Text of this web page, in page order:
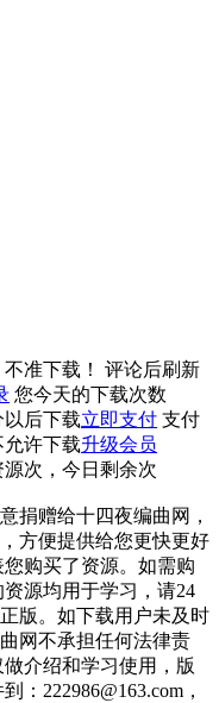
准下载！ 评论后刷新
您今天的下载次数
以后下载立即支付 支付
许下载升级会员
源次，今日剩余次
捐赠给十四夜编曲网，
方便提供给您更快更好
购买了资源。如需购
源均用于学习，请24
版。如下载用户未及时
网不承担任何法律责
介绍和学习使用，版
：222986@163.com，